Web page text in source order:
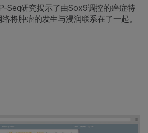
Seq研究揭示了由Sox9调控的癌症特
将肿瘤的发生与浸润联系在了一起。